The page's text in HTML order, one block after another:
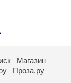
Магазин
Проза.ру